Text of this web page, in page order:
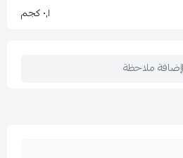
٠٫١ كجم
إضافة ملاحظة